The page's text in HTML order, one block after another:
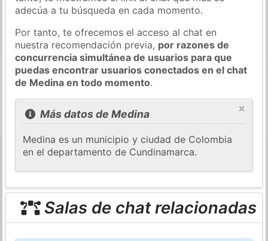
adecúa a tu búsqueda en cada momento.
Por tanto, te ofrecemos el acceso al chat en
nuestra recomendación previa, por razones de
concurrencia simultánea de usuarios para que
puedas encontrar usuarios conectados en el chat
de Medina en todo momento.
×
Más datos de Medina
Medina es un municipio y ciudad de Colombia
en el departamento de Cundinamarca.
Salas de chat relacionadas